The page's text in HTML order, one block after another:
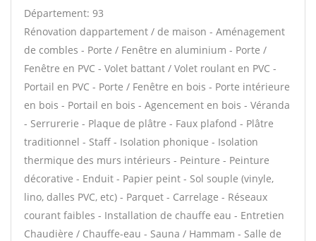
Département: 93
Rénovation dappartement / de maison - Aménagement
de combles - Porte / Fenêtre en aluminium - Porte /
Fenêtre en PVC - Volet battant / Volet roulant en PVC -
Portail en PVC - Porte / Fenêtre en bois - Porte intérieure
en bois - Portail en bois - Agencement en bois - Véranda
- Serrurerie - Plaque de plâtre - Faux plafond - Plâtre
traditionnel - Staff - Isolation phonique - Isolation
thermique des murs intérieurs - Peinture - Peinture
décorative - Enduit - Papier peint - Sol souple (vinyle,
lino, dalles PVC, etc) - Parquet - Carrelage - Réseaux
courant faibles - Installation de chauffe eau - Entretien
Chaudière / Chauffe-eau - Sauna / Hammam - Salle de